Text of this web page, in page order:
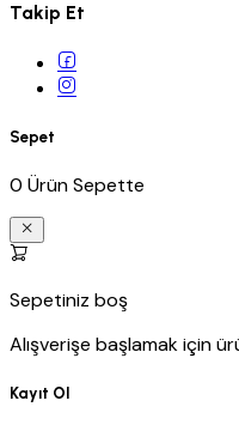
Takip Et
Sepet
0 Ürün Sepette
Sepetiniz boş
Alışverişe başlamak için
Kayıt Ol